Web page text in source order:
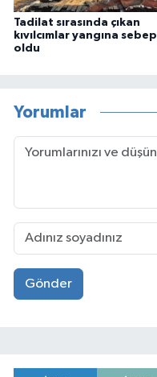
Tadilat sırasında çıkan
kıvılcımlar yangına sebep
oldu
Yorumlar
Gönder